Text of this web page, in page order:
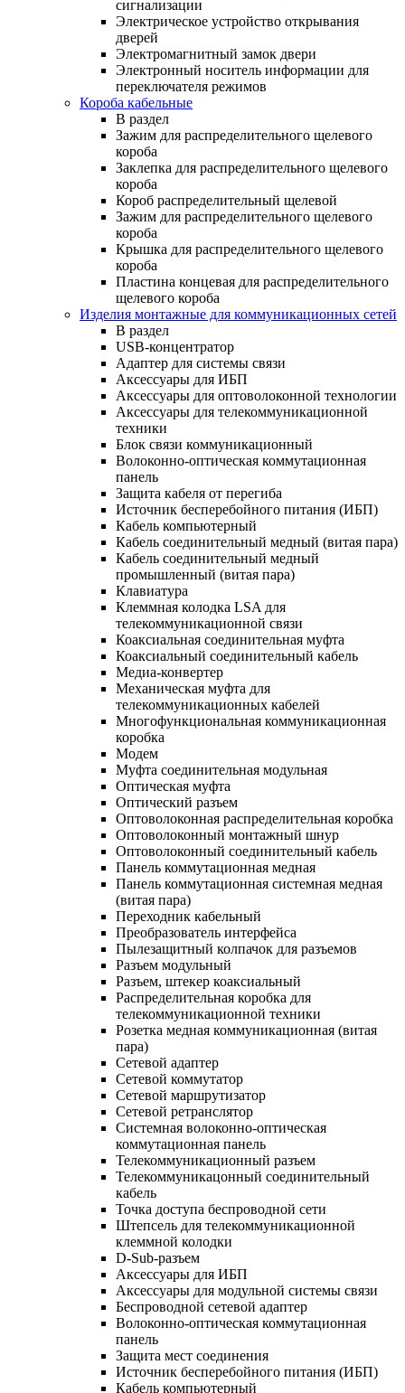
сигнализации
Электрическое устройство открывания
дверей
Электромагнитный замок двери
Электронный носитель информации для
переключателя режимов
Короба кабельные
В раздел
Зажим для распределительного щелевого
короба
Заклепка для распределительного щелевого
короба
Короб распределительный щелевой
Зажим для распределительного щелевого
короба
Крышка для распределительного щелевого
короба
Пластина концевая для распределительного
щелевого короба
Изделия монтажные для коммуникационных сетей
В раздел
USB-концентратор
Адаптер для системы связи
Аксессуары для ИБП
Аксессуары для оптоволоконной технологии
Аксессуары для телекоммуникационной
техники
Блок связи коммуникационный
Волоконно-оптическая коммутационная
панель
Защита кабеля от перегиба
Источник бесперебойного питания (ИБП)
Кабель компьютерный
Кабель соединительный медный (витая пара)
Кабель соединительный медный
промышленный (витая пара)
Клавиатура
Клеммная колодка LSA для
телекоммуникационной связи
Коаксиальная соединительная муфта
Коаксиальный соединительный кабель
Медиа-конвертер
Механическая муфта для
телекоммуникационных кабелей
Многофункциональная коммуникационная
коробка
Модем
Муфта соединительная модульная
Оптическая муфта
Оптический разъем
Оптоволоконная распределительная коробка
Оптоволоконный монтажный шнур
Оптоволоконный соединительный кабель
Панель коммутационная медная
Панель коммутационная системная медная
(витая пара)
Переходник кабельный
Преобразователь интерфейса
Пылезащитный колпачок для разъемов
Разъем модульный
Разъем, штекер коаксиальный
Распределительная коробка для
телекоммуникационной техники
Розетка медная коммуникационная (витая
пара)
Сетевой адаптер
Сетевой коммутатор
Сетевой маршрутизатор
Сетевой ретранслятор
Системная волоконно-оптическая
коммутационная панель
Телекоммуникационный разъем
Телекоммуникацонный соединительный
кабель
Точка доступа беспроводной сети
Штепсель для телекоммуникационной
клеммной колодки
D-Sub-разъем
Аксессуары для ИБП
Аксессуары для модульной системы связи
Беспроводной сетевой адаптер
Волоконно-оптическая коммутационная
панель
Защита мест соединения
Источник бесперебойного питания (ИБП)
Кабель компьютерный